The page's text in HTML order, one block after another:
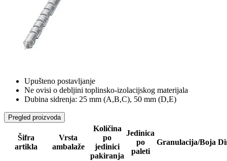
Upušteno postavljanje
Ne ovisi o debljini toplinsko-izolacijskog materijala
Dubina sidrenja: 25 mm (A,B,C), 50 mm (D,E)
Pregled proizvoda
Šifra
artikla
Vrsta
ambalaže
Količina
po
jedinici
pakiranja
Jedinica
po
paleti
Granulacija/Boja